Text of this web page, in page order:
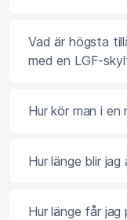
Vad är högsta
med en LGF-
Hur kör man i en
Hur länge blir
Hur länge får jag